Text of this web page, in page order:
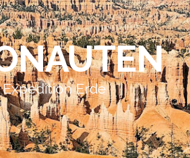
Expedition Erde